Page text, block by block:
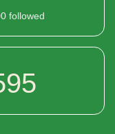
followed